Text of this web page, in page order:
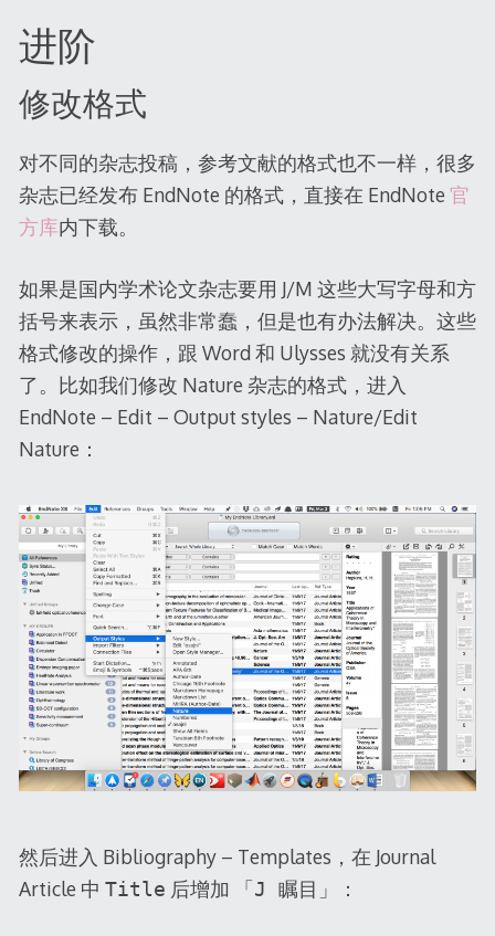
进阶
修改格式
对不同的杂志投稿，参考文献的格式也不一样，很多
杂志已经发布 EndNote 的格式，直接在 EndNote 官
方库内下载。
如果是国内学术论文杂志要用 J/M 这些大写字母和方
括号来表示，虽然非常蠢，但是也有办法解决。这些
格式修改的操作，跟 Word 和 Ulysses 就没有关系
了。比如我们修改 Nature 杂志的格式，进入
EndNote – Edit – Output styles – Nature/Edit
Nature：
然后进入 Bibliography – Templates，在 Journal
Article 中 Title 后增加 「J 瞩目」 ：